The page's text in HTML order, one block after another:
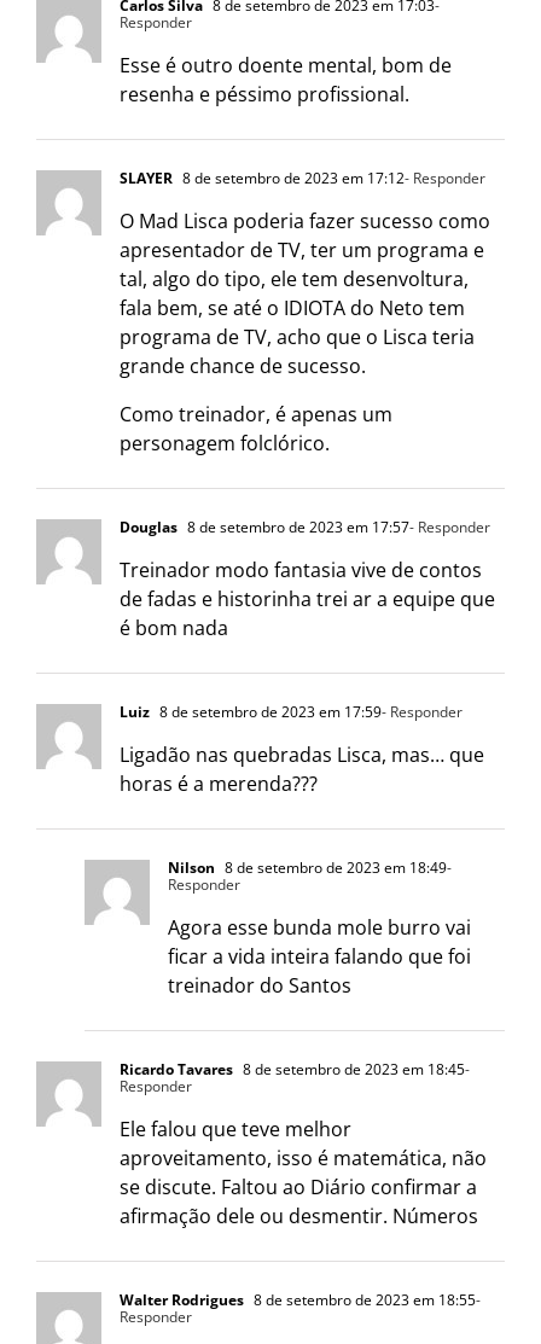
Carlos Silva 8 de setembro de 2023 em 17:03-
Responder
Esse é outro doente mental, bom de
resenha e péssimo profissional.
SLAYER 8 de setembro de 2023 em 17:12- Responder
O Mad Lisca poderia fazer sucesso como
apresentador de TV, ter um programa e
tal, algo do tipo, ele tem desenvoltura,
fala bem, se até o IDIOTA do Neto tem
programa de TV, acho que o Lisca teria
grande chance de sucesso.
Como treinador, é apenas um
personagem folclórico.
Douglas 8 de setembro de 2023 em 17:57- Responder
Treinador modo fantasia vive de contos
de fadas e historinha trei ar a equipe que
é bom nada
Luiz 8 de setembro de 2023 em 17:59- Responder
Ligadão nas quebradas Lisca, mas… que
horas é a merenda???
Nilson 8 de setembro de 2023 em 18:49-
Responder
Agora esse bunda mole burro vai
ficar a vida inteira falando que foi
treinador do Santos
Ricardo Tavares 8 de setembro de 2023 em 18:45-
Responder
Ele falou que teve melhor
aproveitamento, isso é matemática, não
se discute. Faltou ao Diário confirmar a
afirmação dele ou desmentir. Números
Walter Rodrigues 8 de setembro de 2023 em 18:55-
Responder